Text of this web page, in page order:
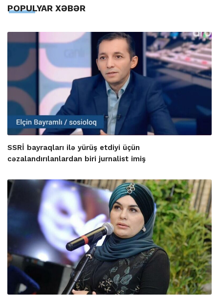
POPULYAR XƏBƏR
SSRİ bayraqları ilə yürüş etdiyi üçün
cəzalandırılanlardan biri jurnalist imiş